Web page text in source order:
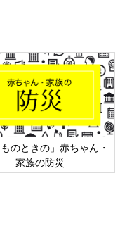
六星占術 細木かおりさ